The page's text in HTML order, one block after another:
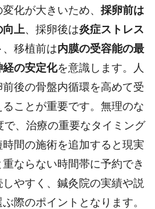
化が大きいため、 採卵前は
向上、採卵後は炎症ストレス
、移植前は内膜の受容能の最
経の安定化を意識します。人
後の骨盤内循環を高めて受
ことが重要です。無理のな
で、治療の重要なタイミング
時間の施術を追加すると現実
ならない時間帯に予約でき
やすく、鍼灸院の実績や説
際のポイントとなります。